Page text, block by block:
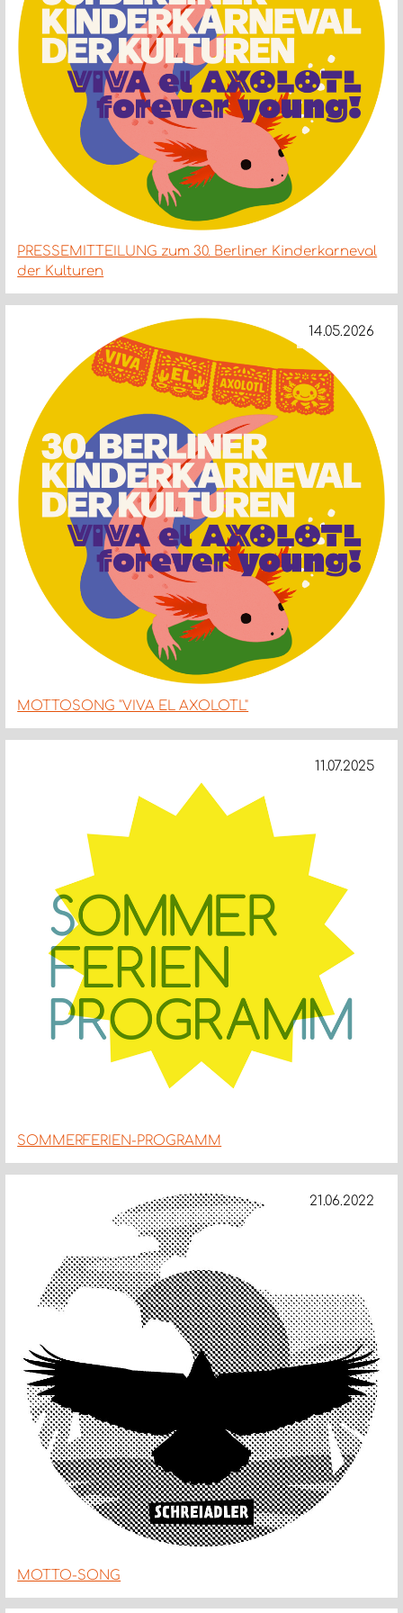
PRESSEMITTEILUNG zum 30. Berliner Kinderkarneval
der Kulturen
14.05.2026
MOTTOSONG "VIVA EL AXOLOTL"
11.07.2025
SOMMERFERIEN-PROGRAMM
21.06.2022
MOTTO-SONG